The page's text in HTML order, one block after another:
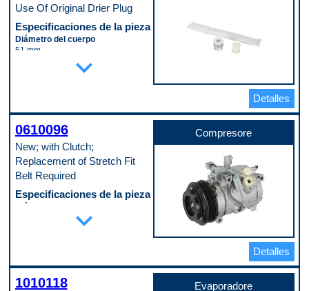
Use Of Original Drier Plug
Especificaciones de la pieza
Diámetro del cuerpo
51 mm
Longitud del cuerpo
expand_more
Detalles
0610096
New; with Clutch;
Replacement of Stretch Fit
Belt Required
Especificaciones de la pieza
Embrague incluido
No
expand_more
Compresore
Detalles
1010118 Evaporadore